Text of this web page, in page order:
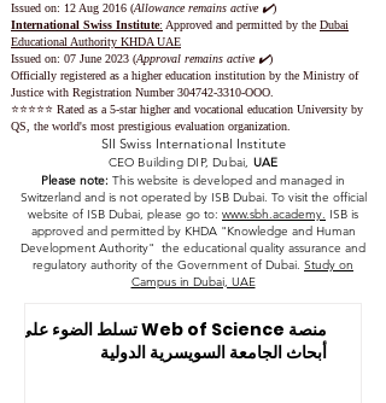
Issued on: 12 Aug 2016 (Allowance remains active ✔️)
International Swiss Institute: Approved and permitted by the Dubai
Educational Authority KHDA UAE
Issued on: 07 June 2023 (Approval remains active ✔️)
Officially registered as a higher education institution by the Ministry of
Justice with Registration Number304742-3310-OOO.
⭐️⭐️⭐️⭐️⭐️ Rated as a 5-star higher and vocational education University by
QS, the world's most prestigious evaluation organization.
SII Swiss International Institute
CEO Building DIP, Dubai, UAE
Please note: This website is developed and managed in
Switzerland and is not operated by ISB Dubai. To visit the official
website of ISB Dubai, please go to: www.sbh.academy. ISB is
approved and permitted by KHDA "Knowledge and Human
Development Authority" the educational quality assurance and
regulatory authority of the Government of Dubai. Study on
Campus in Dubai, UAE
منصة Web of Science تسلط الضوء على
أبحاث الجامعة السويسرية الدولية